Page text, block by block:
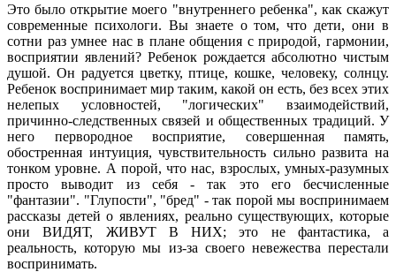
Это было открытие моего "внутреннего ребенка", как скажут
современные психологи. Вы знаете о том, что дети, они в
сотни раз умнее нас в плане общения с природой, гармонии,
восприятии явлений? Ребенок рождается абсолютно чистым
душой. Он радуется цветку, птице, кошке, человеку, солнцу.
Ребенок воспринимает мир таким, какой он есть, без всех этих
нелепых условностей, "логических" взаимодействий,
причинно-следственных связей и общественных традиций. У
него первородное восприятие, совершенная память,
обостренная интуиция, чувствительность сильно развита на
тонком уровне. А порой, что нас, взрослых, умных-разумных
просто выводит из себя - так это его бесчисленные
"фантазии". "Глупости", "бред" - так порой мы воспринимаем
рассказы детей о явлениях, реально существующих, которые
они ВИДЯТ, ЖИВУТ В НИХ; это не фантастика, а
реальность, которую мы из-за своего невежества перестали
воспринимать.